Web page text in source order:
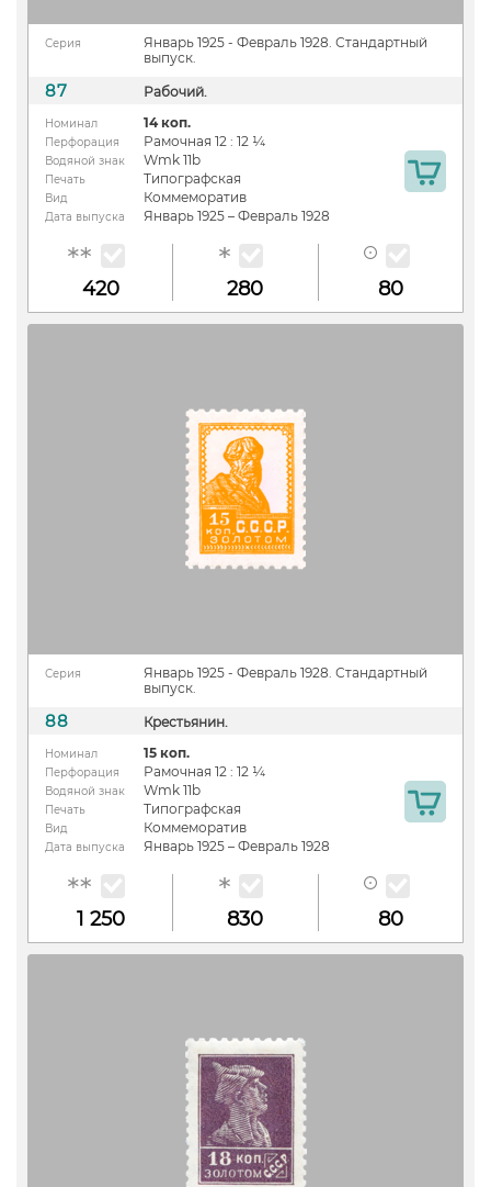
Серия
Январь 1925 - Февраль 1928. Стандартный
выпуск.
87 Рабочий.
Номинал 14 коп.
Перфорация Рамочная 12 : 12 ¼
Водяной знак Wmk 11b
Печать Типографская
Вид Коммеморатив
Дата выпуска Январь 1925 – Февраль 1928
420 280 80
Серия
Январь 1925 - Февраль 1928. Стандартный
выпуск.
88 Крестьянин.
Номинал 15 коп.
Перфорация Рамочная 12 : 12 ¼
Водяной знак Wmk 11b
Печать Типографская
Вид Коммеморатив
Дата выпуска Январь 1925 – Февраль 1928
1 250 830 80